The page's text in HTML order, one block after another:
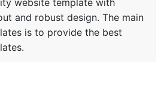
website template with
and robust design. The main
is to provide the best